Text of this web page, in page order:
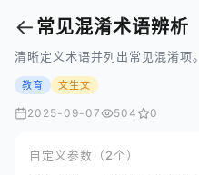
← 常见混淆术语辨析
清晰定义术语并列出常见混淆项。
教育 文生文
2025-09-07 504 0
自定义参数（2个）